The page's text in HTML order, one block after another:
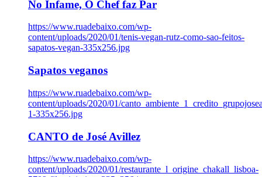
No Infame, O Chef faz Par
https://www.ruadebaixo.com/wp-
content/uploads/2020/01/tenis-vegan-rutz-como-sao-feitos-
sapatos-vegan-335x256.jpg
Sapatos veganos
https://www.ruadebaixo.com/wp-
content/uploads/2020/01/
1-335x256.jpg
CANTO de José Avillez
https://www.ruadebaixo.com/wp-
content/uploads/2020/01/restaurante_l_origine_chakall_lisboa-